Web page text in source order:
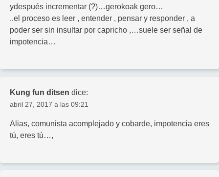
ydespués incrementar (?)…gerokoak gero…
..el proceso es leer , entender , pensar y responder , a
poder ser sin insultar por capricho ,…suele ser señal de
impotencia…
Kung fun ditsen dice:
abril 27, 2017 a las 09:21
Alias, comunista acomplejado y cobarde, impotencia eres
tú, eres tú…,